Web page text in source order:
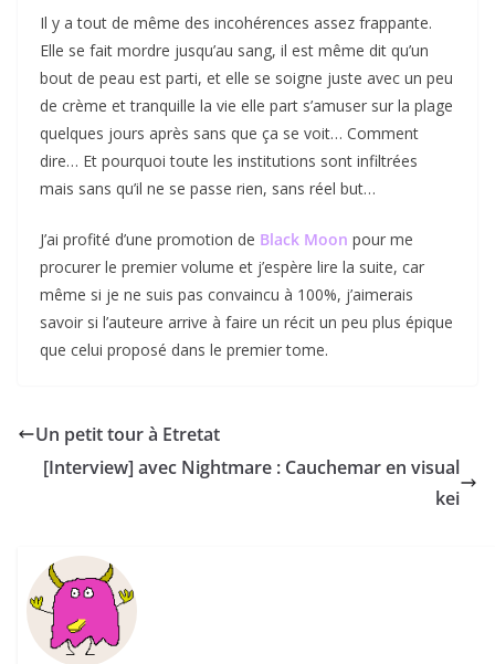
Il y a tout de même des incohérences assez frappante.
Elle se fait mordre jusqu’au sang, il est même dit qu’un
bout de peau est parti, et elle se soigne juste avec un peu
de crème et tranquille la vie elle part s’amuser sur la plage
quelques jours après sans que ça se voit… Comment
dire… Et pourquoi toute les institutions sont infiltrées
mais sans qu’il ne se passe rien, sans réel but…
J’ai profité d’une promotion de Black Moon pour me
procurer le premier volume et j’espère lire la suite, car
même si je ne suis pas convaincu à 100%, j’aimerais
savoir si l’auteure arrive à faire un récit un peu plus épique
que celui proposé dans le premier tome.
Un petit tour à Etretat
[Interview] avec Nightmare : Cauchemar en visual
kei